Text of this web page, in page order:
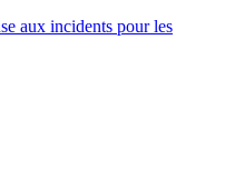
aux incidents pour les